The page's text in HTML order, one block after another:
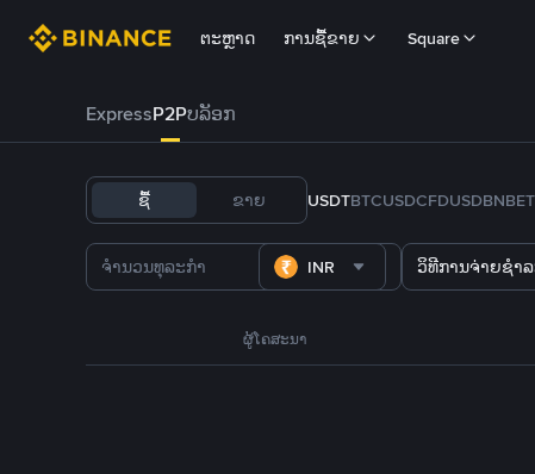
ຕະຫຼາດ ການຊື້ຂາຍ Square
ExpressP2Pບລັອກ
ຊື້ ຂາຍ USDTBTCUSDCFDUSDBNB
INR ວິທີການຈ່າຍຊຳ
ຜູ້ໂຄສະນາ